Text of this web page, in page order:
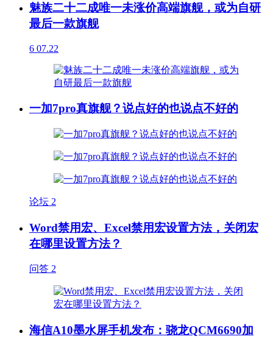
魅族二十二成唯一未涨价高端旗舰，或为自研
最后一款旗舰
6 07.22
一加7pro真旗舰？说点好的也说点不好的
论坛 2
Word禁用宏、Excel禁用宏设置方法，关闭宏
在哪里设置方法？
问答 2
海信A10墨水屏手机发布：骁龙QCM6690加